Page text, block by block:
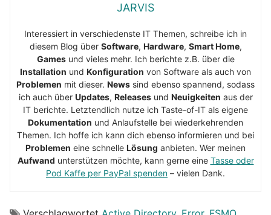
JARVIS
Interessiert in verschiedenste IT Themen, schreibe ich in
diesem Blog über Software, Hardware, Smart Home,
Gamesund vieles mehr. Ich berichte z.B. über die
Installation und Konfiguration von Software als auch von
Problemen mit dieser. News sind ebenso spannend, sodass
ich auch über Updates, Releasesund Neuigkeiten aus der
IT berichte. Letztendlich nutze ich Taste-of-IT als eigene
Dokumentation und Anlaufstelle bei wiederkehrenden
Themen. Ich hoffe ich kann dich ebenso informieren und bei
Problemen eine schnelle Lösung anbieten. Wer meinen
Aufwand unterstützen möchte, kann gerne eine Tasse oder
Pod Kaffe per PayPal spenden – vielen Dank.